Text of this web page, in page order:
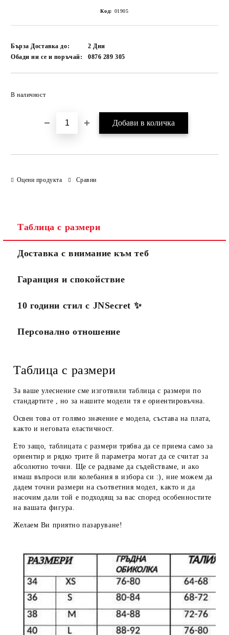
Код: 01905
Бърза Доставка до: 2 Дни
Обади ни се и поръчай:
0876 289 305
В наличност
Оцени продукта Сравни
Таблица с размери
Доставка с внимание към теб
Гаранция и спокойствие
10 години стил с JNSecret ✨️
Персонално отношение
Таблица с размери
За ваше улеснение сме изготвили таблица с размери по
стандартите , но за нашите модели тя е ориентировъчна.
Освен това от голямо значение е модела, състава на плата,
както и неговата еластичност.
Ето защо, таблицата с размери трябва да се приема само за
ориентир и рядко трите й параметра могат да се считат за
абсолютно точни. Ще се радваме да съдействаме, и ако
имаш въпроси или колебания в избора си :), ние можем да
дадемточни размери на съответния модел, както и да
насочим дали той е подходящ за вас според особенностите
на вашата фигура.
Желаем Ви приятно пазаруване!